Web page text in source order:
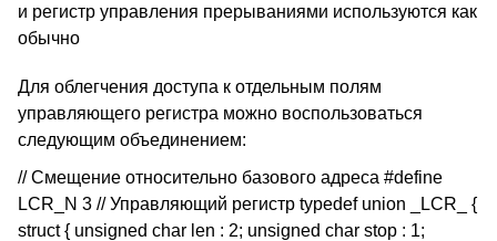
и регистр управления прерываниями используются как
обычно
Для облегчения доступа к отдельным полям
управляющего регистра можно воспользоваться
следующим объединением:
// Смещение относительно базового адреса #define
LCR_N 3 // Управляющий регистр typedef union _LCR_ {
struct { unsigned char len : 2; unsigned char stop : 1;